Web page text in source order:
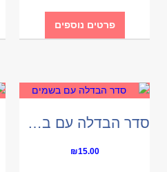
פרטים נוספים
סדר הבדלה עם בשמים
₪15.00